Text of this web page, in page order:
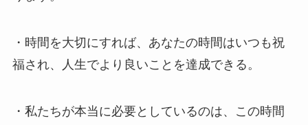
・時間を大切にすれば、あなたの時間はいつも祝
福され、人生でより良いことを達成できる。
・私たちが本当に必要としているのは、この時間